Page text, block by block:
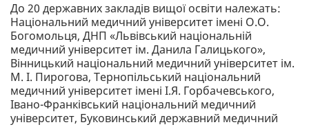
До 20 державних закладів вищої освіти належать:
Національний медичний університет імені О.О.
Богомольця, ДНП «Львівський національній
медичний університет ім. Данила Галицького»,
Вінницький національний медичний університет ім.
М. І. Пирогова, Тернопільський національний
медичний університет імені І.Я. Горбачевського,
Івано-Франківський національний медичний
університет, Буковинський державний медичний